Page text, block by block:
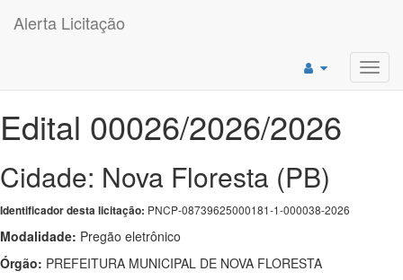
Alerta Licitação
Edital 00026/2026/2026
Cidade: Nova Floresta (PB)
Identificador desta licitação: PNCP-08739625000181-1-000038-2026
Modalidade: Pregão eletrônico
Órgão: PREFEITURA MUNICIPAL DE NOVA FLORESTA